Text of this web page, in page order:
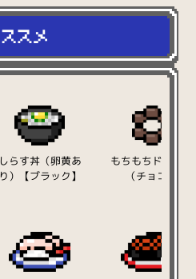
しらす丼（卵黄あ
り）【ブラック】
もちもちドーナツ
（チョコ）